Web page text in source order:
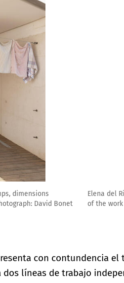
gelatin print on barite paper,
Balears, 2021
con contundencia
líneas de trabajo